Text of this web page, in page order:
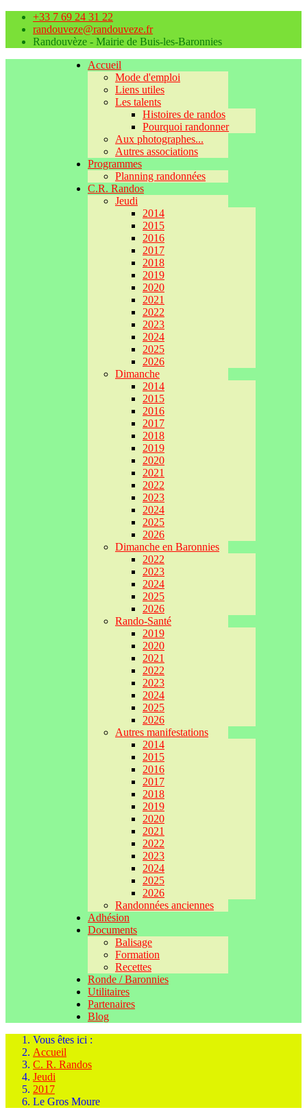
+33 7 69 24 31 22
randouveze@randouveze.fr
Randouvèze - Mairie de Buis-les-Baronnies
Accueil
Mode d'emploi
Liens utiles
Les talents
Histoires de randos
Pourquoi randonner
Aux photographes...
Autres associations
Programmes
Planning randonnées
C.R. Randos
Jeudi
2014
2015
2016
2017
2018
2019
2020
2021
2022
2023
2024
2025
2026
Dimanche
2014
2015
2016
2017
2018
2019
2020
2021
2022
2023
2024
2025
2026
Dimanche en Baronnies
2022
2023
2024
2025
2026
Rando-Santé
2019
2020
2021
2022
2023
2024
2025
2026
Autres manifestations
2014
2015
2016
2017
2018
2019
2020
2021
2022
2023
2024
2025
2026
Randonnées anciennes
Adhésion
Documents
Balisage
Formation
Recettes
Ronde / Baronnies
Utilitaires
Partenaires
Blog
Vous êtes ici :
Accueil
C. R. Randos
Jeudi
2017
Le Gros Moure